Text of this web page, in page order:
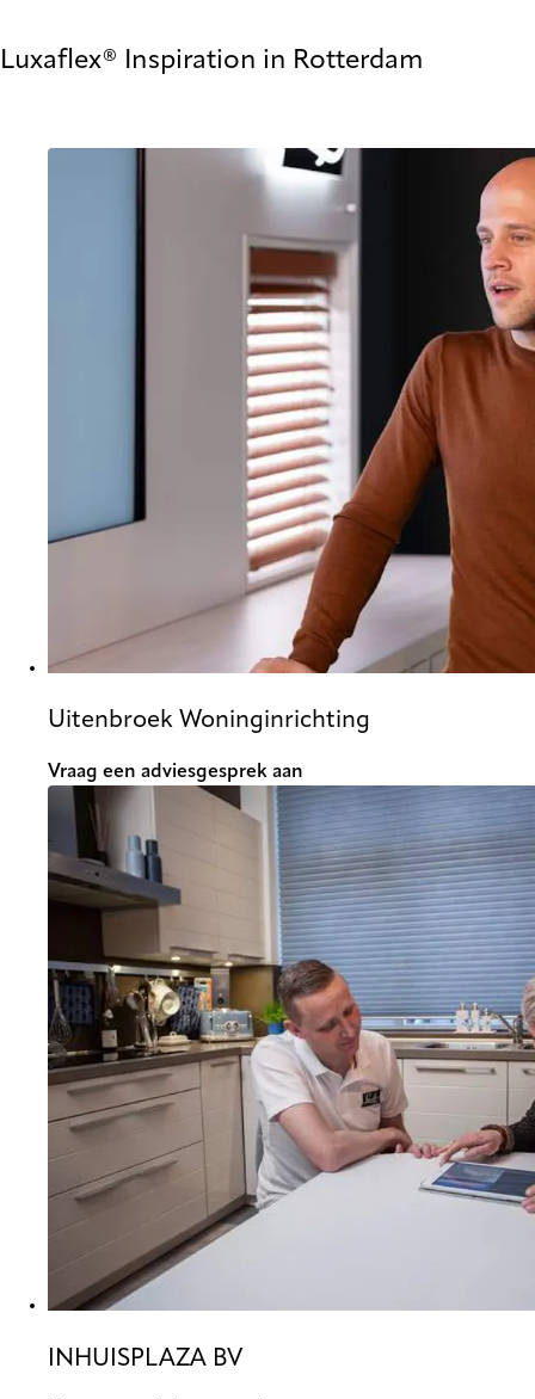
Luxaflex® Inspiration in Rotterdam
Uitenbroek Woninginrichting
Vraag een adviesgesprek aan
INHUISPLAZA BV